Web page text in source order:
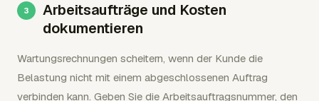
Arbeitsaufträge und Kosten
dokumentieren
Wartungsrechnungen scheitern, wenn der Kunde die
Belastung nicht mit einem abgeschlossenen Auftrag
verbinden kann. Geben Sie die Arbeitsauftragsnummer, den